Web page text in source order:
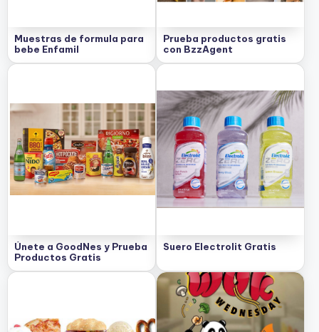
Muestras de formula para
bebe Enfamil
Prueba productos gratis
con BzzAgent
Únete a GoodNes y Prueba
Productos Gratis
Suero Electrolit Gratis